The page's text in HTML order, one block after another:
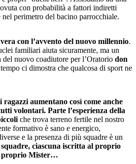
con probabilità a fattori indiretti
perimetro del bacino parrocchiale.
con l’avvento del nuovo millennio.
familiari aiuta sicuramente, ma un
nuovo coadiutore per l’Oratorio don
ci dimostra che qualcosa di sport ne
ragazzi aumentano così come anche
volontari. Parte l’esperienza della
che trova terreno fertile nel nostro
formativo è sano e energico,
e la presenza di più squadre è un
ciascuna iscritta al proprio
proprio Mister…